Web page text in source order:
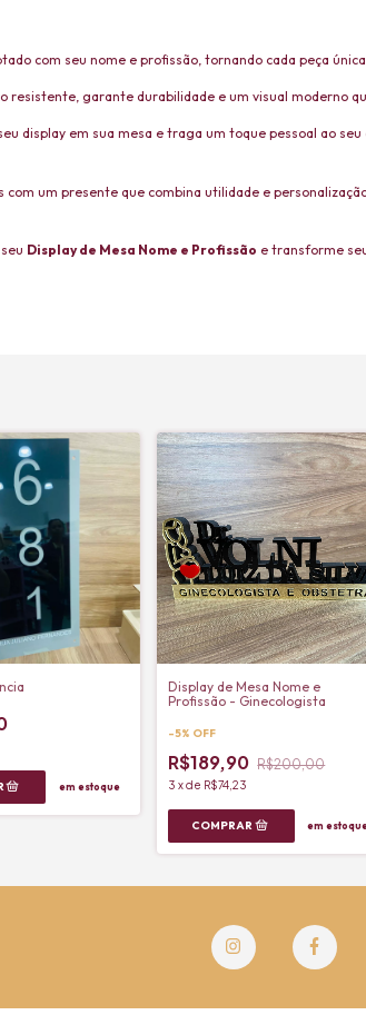
com seu nome e profissão, tornando cada peça
resistente, garante durabilidade e um visual moderno
display em sua mesa e traga um toque pessoal ao
com um presente que combina utilidade e
Display de Mesa Nome e Profissão e transforme
em estoque
Display de Mesa Nome e
Profissão - Ginecologista
-5% OFF
R$189,90 R$200,00
3 xde R$74,23
em